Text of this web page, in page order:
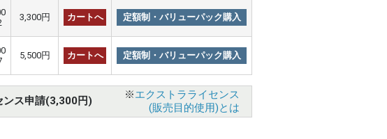
3,300円 カートへ 定額制・バリューパック購入
5,500円 カートへ 定額制・バリューパック購入
ンス申請(3,300円) ※エクストラライセンス
(販売目的使用)とは